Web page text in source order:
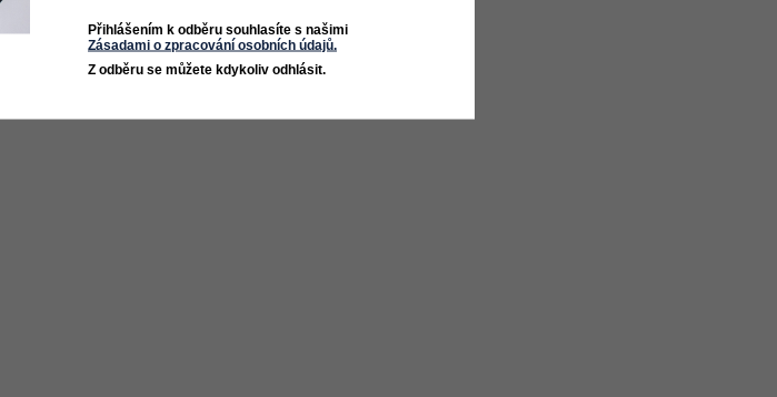
Přihlášením k odběru souhlasíte s našimi
Zásadami o zpracování osobních údajů.
Z odběru se můžete kdykoliv odhlásit.